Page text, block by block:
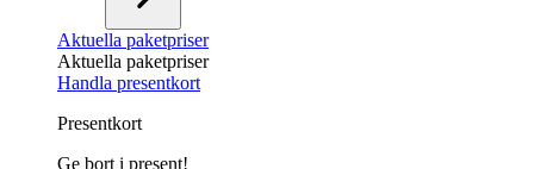
Aktuella paketpriser
Aktuella paketpriser
Handla presentkort
Presentkort
Ge bort i present!